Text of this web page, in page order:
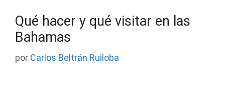
Qué hacer y qué visitar en las
Bahamas
por Carlos Beltrán Ruiloba